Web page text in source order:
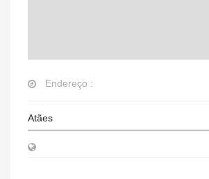
Endereço :
Atães